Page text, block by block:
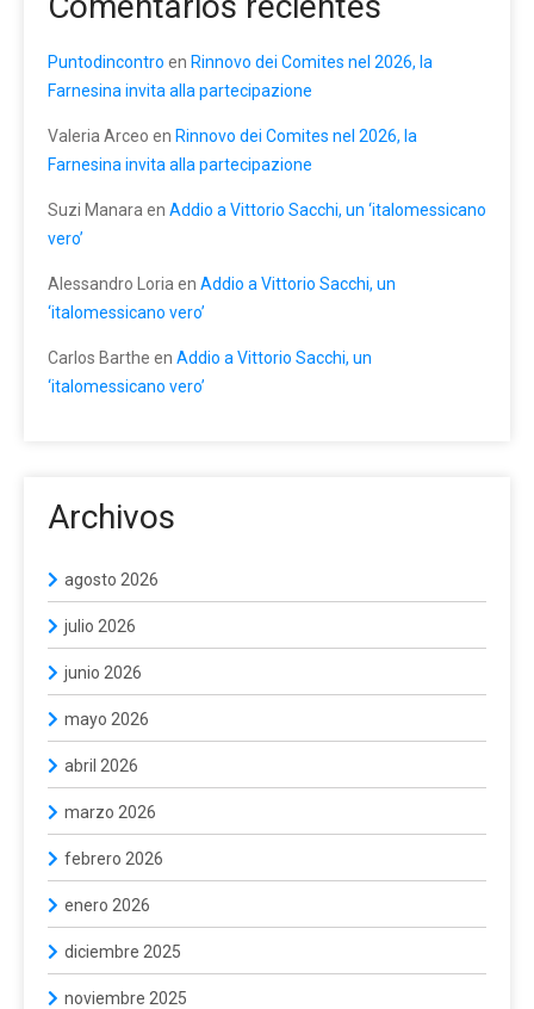
Puntodincontro en Rinnovo dei Comites nel 2026, la
Farnesina invita alla partecipazione
Valeria Arceo en Rinnovo dei Comites nel 2026, la
Farnesina invita alla partecipazione
Suzi Manara en Addio a Vittorio Sacchi, un ‘italomessicano
vero’
Alessandro Loria en Addio a Vittorio Sacchi, un
‘italomessicano vero’
Carlos Barthe en Addio a Vittorio Sacchi, un
‘italomessicano vero’
Archivos
agosto 2026
julio 2026
junio 2026
mayo 2026
abril 2026
marzo 2026
febrero 2026
enero 2026
diciembre 2025
noviembre 2025